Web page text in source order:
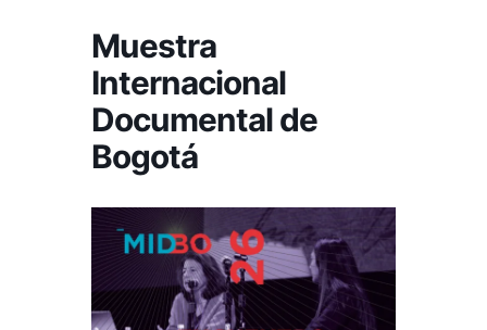
Muestra
Internacional
Documental de
Bogotá